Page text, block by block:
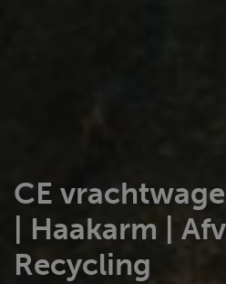
CE
| Haakarm |
Recycling